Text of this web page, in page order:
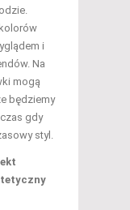
i
Na
mogą
będziemy
gdy
styl.